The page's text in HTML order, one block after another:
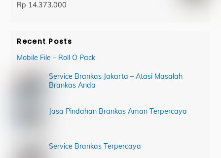
Rp 14.373.000
Recent Posts
Mobile File – Roll O Pack
Service Brankas Jakarta – Atasi Masalah
Brankas Anda
Jasa Pindahan Brankas Aman Terpercaya
Service Brankas Terpercaya